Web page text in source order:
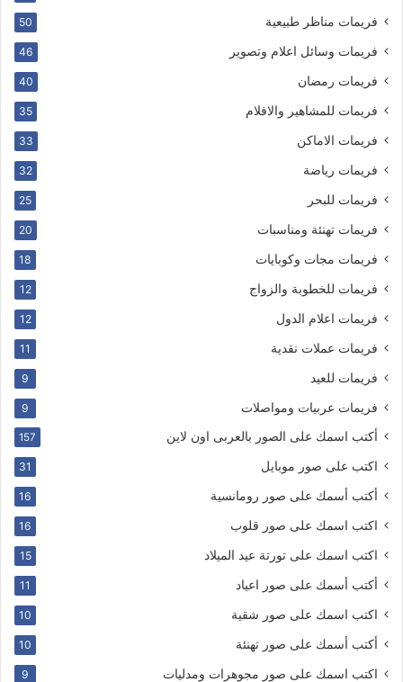
فريمات مناظر طبيعية 50
فريمات وسائل اعلام وتصوير 46
فريمات رمضان 40
فريمات للمشاهير والافلام 35
فريمات الاماكن 33
فريمات رياضة 32
فريمات للبحر 25
فريمات تهنئة ومناسبات 20
فريمات مجات وكوبايات 18
فريمات للخطوبة والزواج 12
فريمات اعلام الدول 12
فريمات عملات نقدية 11
فريمات للعيد 9
فريمات عربيات ومواصلات 9
أكتب اسمك على الصور بالعربى اون لاين 157
اكتب على صور موبايل 31
أكتب أسمك على صور رومانسية 16
اكتب اسمك على صور قلوب 16
اكتب اسمك على تورتة عيد الميلاد 15
أكتب أسمك على صور اعياد 11
اكتب اسمك على صور شقية 10
أكتب أسمك على صور تهنئة 10
اكتب اسمك على صور مجوهرات ومدليات 9